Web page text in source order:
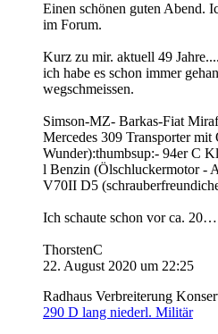
Einen schönen guten Abend.
im Forum.
Kurz zu mir. aktuell 49
ich habe es schon immer
wegschmeissen.
Simson-MZ- Barkas-Fiat
Mercedes 309 Transporter mit
Wunder):thumbsup:- 94er C
l Benzin (Ölschluckermotor -
V70II D5
Ich schaute schon vor ca. 20…
ThorstenC
22. August 2020 um 22:25
Radhaus Verbreiterung
290 D lang niederl. Militär